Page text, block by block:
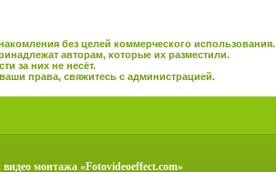
без целей коммерческого использования.
авторам, которые их разместили.
за них не несёт.
права, свяжитесь с администрацией.
монтажа «Fotovideoeffect.com»